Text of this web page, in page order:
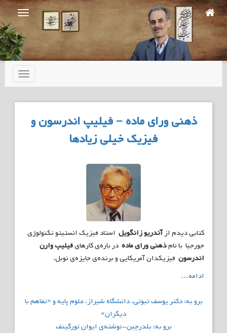
Skip
to
main
content
تعویض
ناوبری
ذهنی ورای ماده – فیلیپ اندرسون و
فیزیک خیلی زیادها
کتابی دیدم ازآندریو زانگویلاستاد فیزیک انستیتو تکنولوژی
جورجیا با نامذهنی ورای مادهدر باره‌ی کارهایفیلیپ وارن
اندرسونفیزیکدان آمریکایی و برنده‌ی جایزه‌ی نوبل.
ادامه…
راهبری
برو به: دکتر یوسف ثبوتی، دانشگاه شیراز، علوم پایه و «تفاهم با
دیگران»
برو به: بلدرچین-نوشته‌ی ایوان تورگینف